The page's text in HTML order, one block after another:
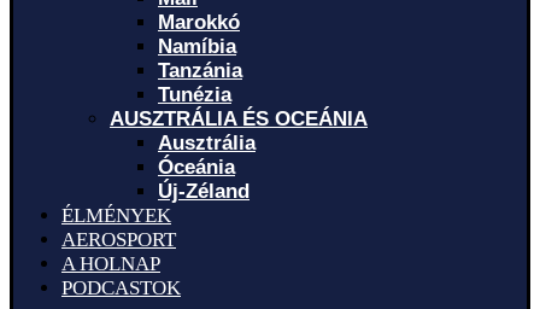
Marokkó
Namíbia
Tanzánia
Tunézia
AUSZTRÁLIA ÉS OCEÁNIA
Ausztrália
Óceánia
Új-Zéland
ÉLMÉNYEK
AEROSPORT
A HOLNAP
PODCASTOK